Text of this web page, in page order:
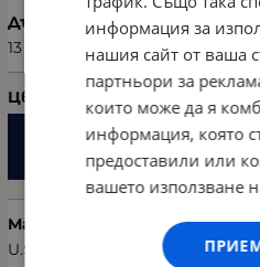
Дълбочина (см)
13
Цвят
Марка
U.S. POLO ASSN.
информация за
нашия сайт от ваша
партньори за
които може да я
информация, която
предоставили или
вашето използване